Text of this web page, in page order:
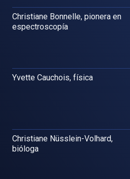
Christiane Bonnelle, pionera en
espectroscopía
Yvette Cauchois, física
Christiane Nüsslein-Volhard,
bióloga